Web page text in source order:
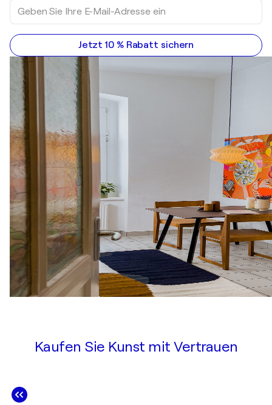
Jetzt 10 % Rabatt sichern
Kaufen Sie Kunst mit Vertrauen